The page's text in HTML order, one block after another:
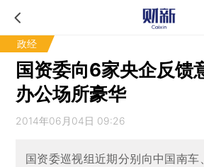
政经
国资委向6家央企反馈
办公场所豪华
2014年06月04日 09:26
国资委巡视组近期分别向中国南车